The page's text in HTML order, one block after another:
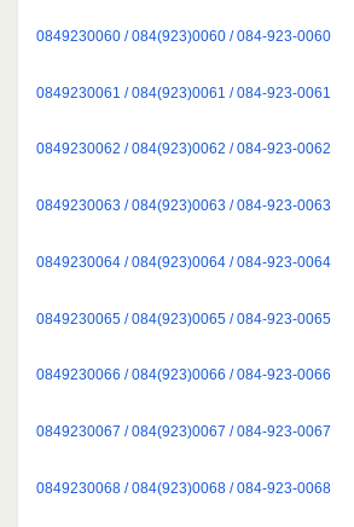
0849230060 / 084(923)0060 / 084-923-0060
0849230061 / 084(923)0061 / 084-923-0061
0849230062 / 084(923)0062 / 084-923-0062
0849230063 / 084(923)0063 / 084-923-0063
0849230064 / 084(923)0064 / 084-923-0064
0849230065 / 084(923)0065 / 084-923-0065
0849230066 / 084(923)0066 / 084-923-0066
0849230067 / 084(923)0067 / 084-923-0067
0849230068 / 084(923)0068 / 084-923-0068